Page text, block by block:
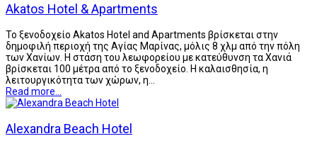
Akatos Hotel & Apartments
Το ξενοδοχείο Akatos Hotel and Apartments βρίσκεται στην
δημοφιλή περιοχή της Αγίας Μαρίνας, μόλις 8 χλμ από την πόλη
των Χανίων. Η στάση του λεωφορείου με κατεύθυνση τα Χανιά
βρίσκεται 100 μέτρα από το ξενοδοχείο. Η καλαισθησία, η
λειτουργικότητα των χώρων, η…
Read more...
Alexandra Beach Hotel